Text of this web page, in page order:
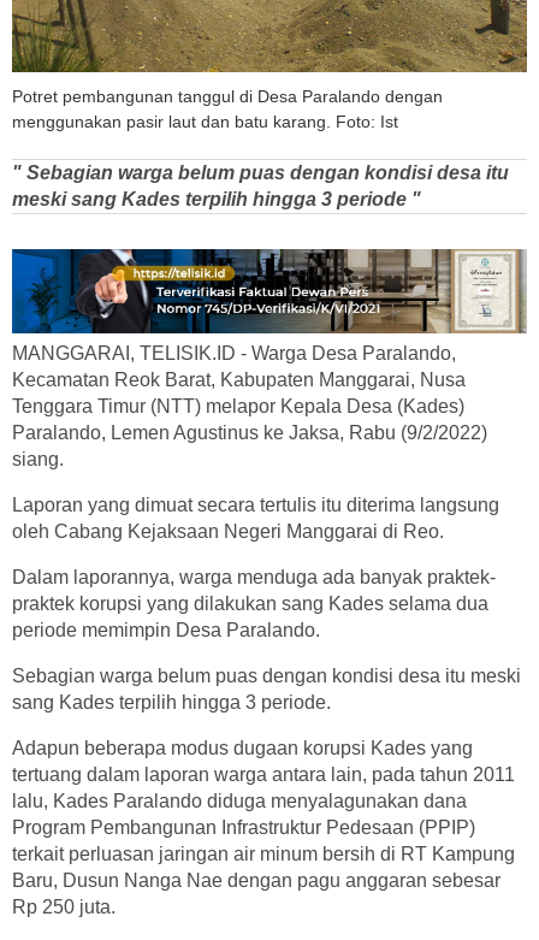
Potret pembangunan tanggul di Desa Paralando dengan
menggunakan pasir laut dan batu karang. Foto: Ist
" Sebagian warga belum puas dengan kondisi desa itu
meski sang Kades terpilih hingga 3 periode "
MANGGARAI, TELISIK.ID - Warga Desa Paralando,
Kecamatan Reok Barat, Kabupaten Manggarai, Nusa
Tenggara Timur (NTT) melapor Kepala Desa (Kades)
Paralando, Lemen Agustinus ke Jaksa, Rabu (9/2/2022)
siang.
Laporan yang dimuat secara tertulis itu diterima langsung
oleh Cabang Kejaksaan Negeri Manggarai di Reo.
Dalam laporannya, warga menduga ada banyak praktek-
praktek korupsi yang dilakukan sang Kades selama dua
periode memimpin Desa Paralando.
Sebagian warga belum puas dengan kondisi desa itu meski
sang Kades terpilih hingga 3 periode.
Adapun beberapa modus dugaan korupsi Kades yang
tertuang dalam laporan warga antara lain, pada tahun 2011
lalu, Kades Paralando diduga menyalagunakan dana
Program Pembangunan Infrastruktur Pedesaan (PPIP)
terkait perluasan jaringan air minum bersih di RT Kampung
Baru, Dusun Nanga Nae dengan pagu anggaran sebesar
Rp 250 juta.